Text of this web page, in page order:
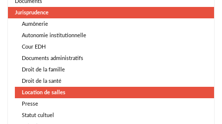
Jurisprudence
Aumônerie
Autonomie institutionnelle
Cour EDH
Documents administratifs
Droit de la famille
Droit de la santé
Location de salles
Presse
Statut cultuel